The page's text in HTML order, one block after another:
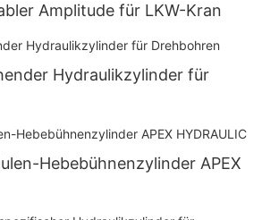
Amplitude für LKW-Kran
Hydraulikzylinder für
Hebebühnenzylinder APEX